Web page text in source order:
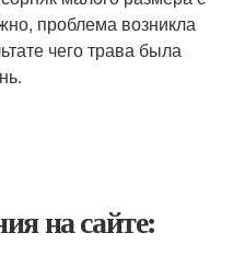
проблема возникла
чего трава была
на сайте: